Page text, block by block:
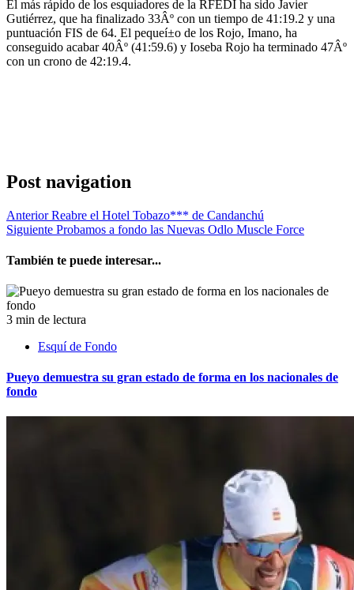
El más rápido de los esquiadores de la RFEDI ha sido Javier
Gutiérrez, que ha finalizado 33Âº con un tiempo de 41:19.2 y una
puntuación FIS de 64. El pequeí±o de los Rojo, Imano, ha
conseguido acabar 40Âº (41:59.6) y Ioseba Rojo ha terminado 47Âº
con un crono de 42:19.4.
Post navigation
AnteriorReabre el Hotel Tobazo*** de Candanchú
Siguiente Probamos a fondo las Nuevas Odlo Muscle Force
También te puede interesar...
3 min de lectura
Esquí de Fondo
Pueyo demuestra su gran estado de forma en los nacionales de
fondo